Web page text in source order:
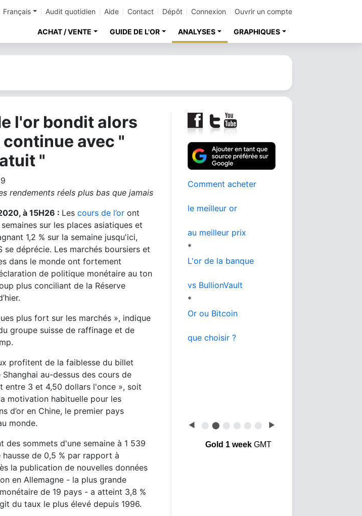
Français Audit quotidien Aide Contact Dépôt Connexion Ouvrir un compte
ACHAT / VENTE GUIDE DE L'OR ANALYSES GRAPHIQUES
l'or bondit alors
continue avec "
"
rendements réels plus bas que jamais
à 15H26 : Les cours de l’or ont
sur les places asiatiques et
1,2 % sur la semaine jusqu'ici,
se déprécie. Les marchés boursiers et
dans le monde ont fortement
de politique monétaire au ton
plus conciliant de la Réserve
plus fort sur les marchés », indique
groupe suisse de raffinage et de
profitent de la faiblesse du billet
au-dessus des cours de
entre 3 et 4,50 dollars l'once », soit
motivation habituelle pour les
d’or en Chine, le premier pays
monde.
des sommets d'une semaine à 1 539
hausse de 0,5 % par rapport à
la publication de nouvelles données
en Allemagne - la plus grande
de 19 pays - a atteint 3,8 %
du taux le plus élevé depuis 1996.
Comment acheter
le meilleur or
au meilleur prix
*
L'or de la banque
vs BullionVault
*
Or ou Bitcoin
que choisir ?
◀ ⬤ ⬤ ⬤ ⬤ ⬤ ⬤ ▶
Gold 1 weekGMT